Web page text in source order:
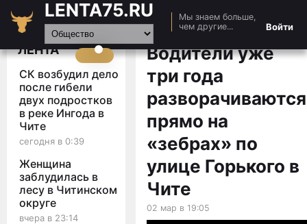
LENTA75.RU
Мы знаем больше,
чем другие...
Войти
Главная
Новости
Видео
Статьи
ЛЕНТА
СК возбудил дело
после гибели
двух подростков
в реке Ингода в
Чите
сегодня в 0:39
Женщина
заблудилась в
лесу в Читинском
округе
вчера в 23:14
Водители уже
три года
разворачиваются
прямо на
«зебрах» по
улице Горького в
Чите
02 мар в 19:05